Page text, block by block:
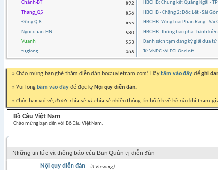
892
Chánh-BT
856
Thang_Q5
655
Đông Q.8
580
Ngocquan-HN
553
Vuanh
368
tugiang
HBCHB: Chung kết Quảng Ngãi -
HBCHB - Chặng 2: Dốc Lết - Sài
HBCHB: Vòng loại Phan Rang -
HBCHB: Thông báo phát hành
Danh sách tạm đăng ký giải đua
Từ VNPC tới FCI Oneloft
» Chào mừng bạn ghé thăm diễn đàn bocauvietnam.com! Hãy bấm vào đây để ghi
» Vui lòng bấm vào đây để đọc kỹ Nội quy diễn đàn.
» Chúc bạn vui vẻ, được chia sẻ và chia sẻ nhiều thông tin bổ ích về bồ câu khi tham
Bồ Câu Việt Nam
Chào mừng bạn đến với Bồ Câu Việt Nam.
Những tin tức và thông báo của Ban Quản trị diễn đàn
Nội quy diễn đàn
(3 Viewing)